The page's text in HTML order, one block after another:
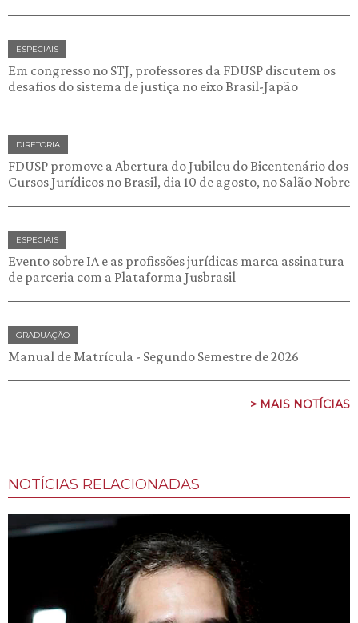
ESPECIAIS
Em congresso no STJ, professores da FDUSP discutem os
desafios do sistema de justiça no eixo Brasil-Japão
DIRETORIA
FDUSP promove a Abertura do Jubileu do Bicentenário dos
Cursos Jurídicos no Brasil, dia 10 de agosto, no Salão Nobre
ESPECIAIS
Evento sobre IA e as profissões jurídicas marca assinatura
de parceria com a Plataforma Jusbrasil
GRADUAÇÃO
Manual de Matrícula - Segundo Semestre de 2026
> MAIS NOTÍCIAS
NOTÍCIAS RELACIONADAS